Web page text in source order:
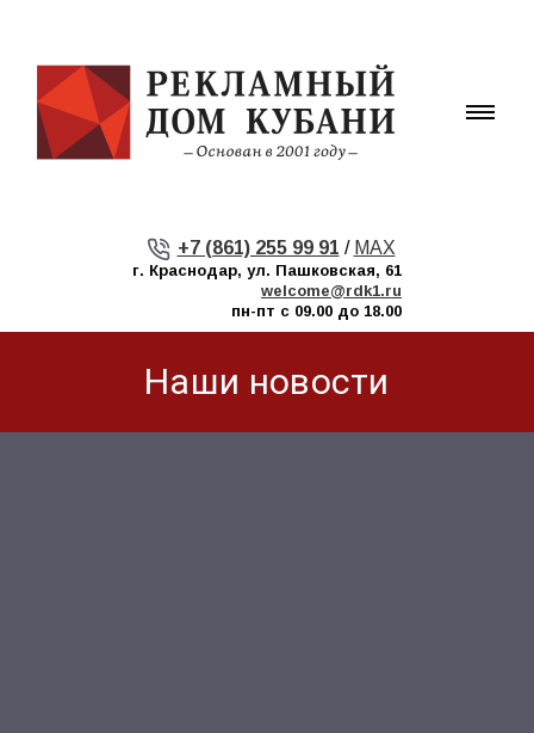
+7 (861) 255 99 91 / MAX
г. Краснодар, ул. Пашковская, 61
welcome@rdk1.ru
пн-пт с 09.00 до 18.00
Наши новости